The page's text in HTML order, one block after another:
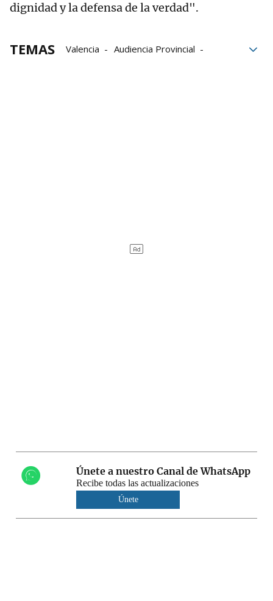
dignidad y la defensa de la verdad".
TEMAS Valencia
Audiencia Provincial
Únete a nuestro Canal de WhatsApp
Recibe todas las actualizaciones
Únete